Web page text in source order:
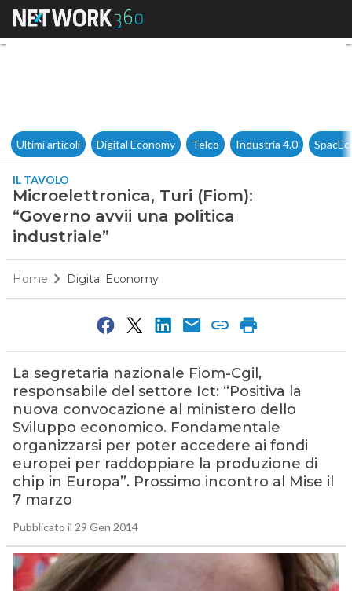
Microelettronica, Turi (Fiom):
Ultimi articoli Digital Economy Telco Industria 4.0
IL TAVOLO
Microelettronica, Turi (Fiom):
“Governo avvii una politica
industriale”
Home Digital Economy
La segretaria nazionale Fiom-Cgil,
responsabile del settore Ict: “Positiva la
nuova convocazione al ministero dello
Sviluppo economico. Fondamentale
organizzarsi per poter accedere ai fondi
europei per raddoppiare la produzione di
chip in Europa”. Prossimo incontro al Mise il
7 marzo
Pubblicato il 29 Gen 2014